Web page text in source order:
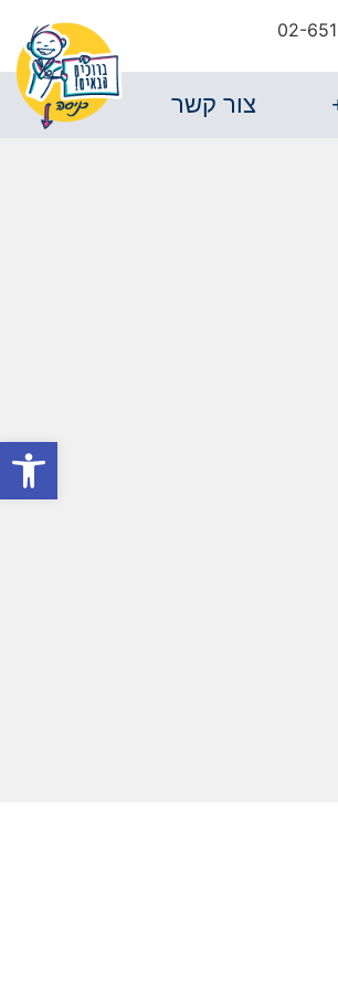
פתח
02-
צור קשר